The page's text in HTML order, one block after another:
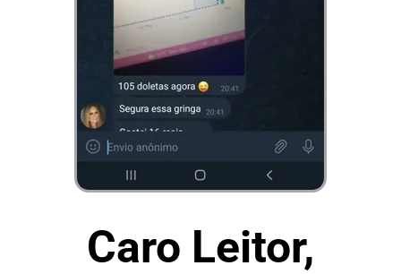
Caro Leitor,